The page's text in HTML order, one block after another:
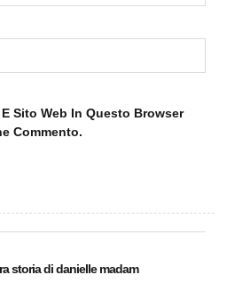
Sito Web In Questo Browser
Commento.
storia di danielle madam